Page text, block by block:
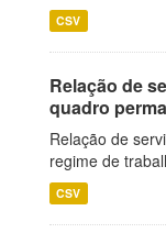
CSV
Relação de
quadro
Relação de
regime de
CSV